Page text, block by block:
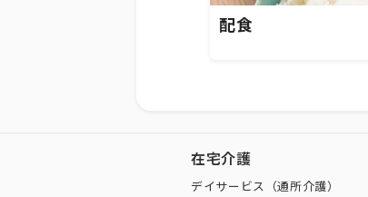
配食
在宅介護
デイサービス（通所介護）